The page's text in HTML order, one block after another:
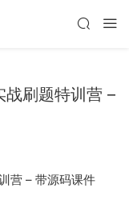
战刷题特训营 –
营 – 带源码课件